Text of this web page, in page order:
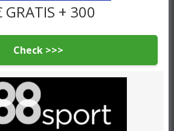
GRATIS + 300
Check >>>